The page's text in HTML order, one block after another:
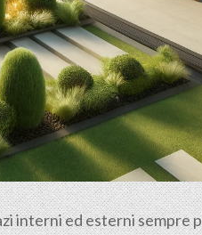
interni ed esterni sempre